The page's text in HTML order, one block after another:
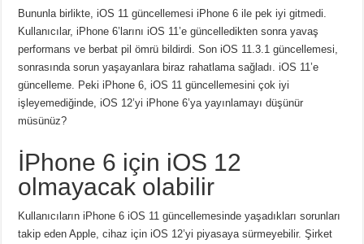
Bununla birlikte, iOS 11 güncellemesi iPhone 6 ile pek iyi gitmedi.
Kullanıcılar, iPhone 6’larını iOS 11’e güncelledikten sonra yavaş
performans ve berbat pil ömrü bildirdi. Son iOS 11.3.1 güncellemesi,
sonrasında sorun yaşayanlara biraz rahatlama sağladı. iOS 11’e
güncelleme. Peki iPhone 6, iOS 11 güncellemesini çok iyi
işleyemediğinde, iOS 12’yi iPhone 6’ya yayınlamayı düşünür
müsünüz?
İPhone 6 için iOS 12
olmayacak olabilir
Kullanıcıların iPhone 6 iOS 11 güncellemesinde yaşadıkları sorunları
takip eden Apple, cihaz için iOS 12’yi piyasaya sürmeyebilir. Şirket